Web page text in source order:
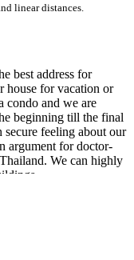
linear distances.
best address for
house for vacation or
condo and we are
beginning till the final
secure feeling about our
argument for doctor-
We can highly